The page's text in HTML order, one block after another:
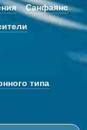
Санфаянс
типа